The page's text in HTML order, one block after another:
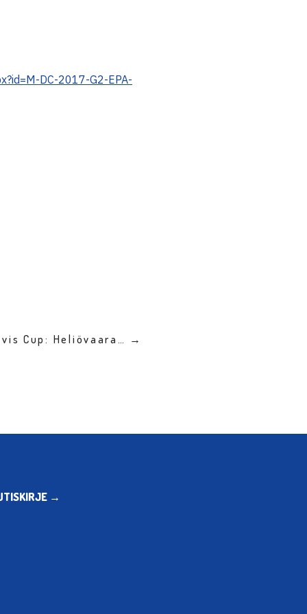
DC-2017-G2-EPA-
Cup: Heliövaara… →
→